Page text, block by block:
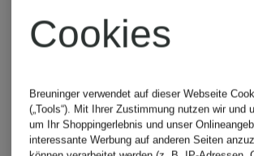
of
GENTS
Cookies
Breuninger verwendet auf dieser Webseite
(„Tools“). Mit Ihrer Zustimmung nutzen wir und
um Ihr Shoppingerlebnis und unser
interessante Werbung auf anderen Seiten